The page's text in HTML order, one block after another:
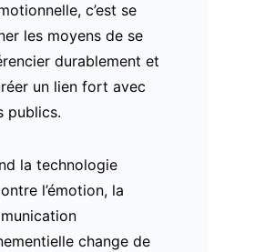
c’est se
les moyens de se
durablement et
un lien fort avec
publics.
la technologie
l’émotion, la
change de